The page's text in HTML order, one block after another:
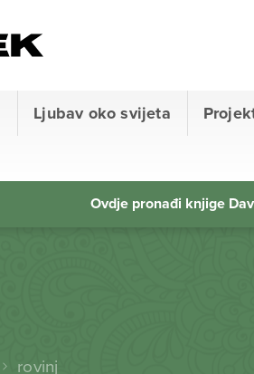
Ljubav oko svijeta
Ovdje pronađi knjige
rovinj